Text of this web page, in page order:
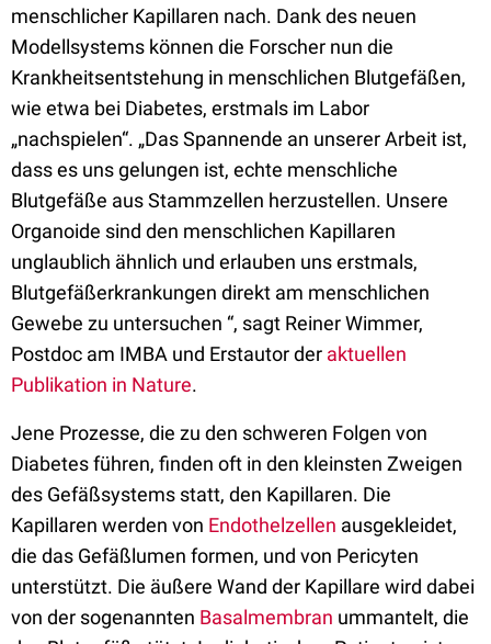
menschlicher Kapillaren nach. Dank des neuen
Modellsystems können die Forscher nun die
Krankheitsentstehung in menschlichen Blutgefäßen,
wie etwa bei Diabetes, erstmals im Labor
„nachspielen“. „Das Spannende an unserer Arbeit ist,
dass es uns gelungen ist, echte menschliche
Blutgefäße aus Stammzellen herzustellen. Unsere
Organoide sind den menschlichen Kapillaren
unglaublich ähnlich und erlauben uns erstmals,
Blutgefäßerkrankungen direkt am menschlichen
Gewebe zu untersuchen “, sagt Reiner Wimmer,
Postdoc am IMBA und Erstautor der aktuellen
Publikation in Nature.
Jene Prozesse, die zu den schweren Folgen von
Diabetes führen, finden oft in den kleinsten Zweigen
des Gefäßsystems statt, den Kapillaren. Die
Kapillaren werden von Endothelzellen ausgekleidet,
die das Gefäßlumen formen, und von Pericyten
unterstützt. Die äußere Wand der Kapillare wird dabei
von der sogenannten Basalmembran ummantelt, die